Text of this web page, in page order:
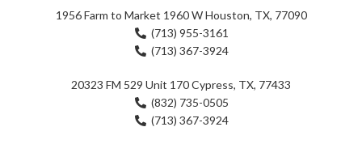
1956 Farm to Market 1960 W Houston, TX, 77090
(713) 955-3161
(713) 367-3924
20323 FM 529 Unit 170 Cypress, TX, 77433
(832) 735-0505
(713) 367-3924